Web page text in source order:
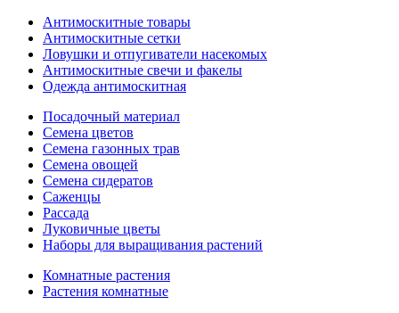
Антимоскитные товары
Антимоскитные сетки
Ловушки и отпугиватели насекомых
Антимоскитные свечи и факелы
Одежда антимоскитная
Посадочный материал
Семена цветов
Семена газонных трав
Семена овощей
Семена сидератов
Саженцы
Рассада
Луковичные цветы
Наборы для выращивания растений
Комнатные растения
Растения комнатные